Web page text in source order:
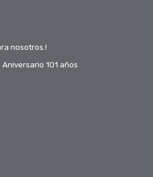
nosotros.!
101 años